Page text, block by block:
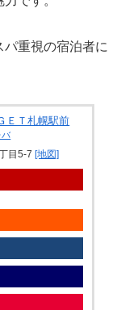
パ重視の宿泊者に
ＥＴ札幌駅前
バ
目5-7 [地図]